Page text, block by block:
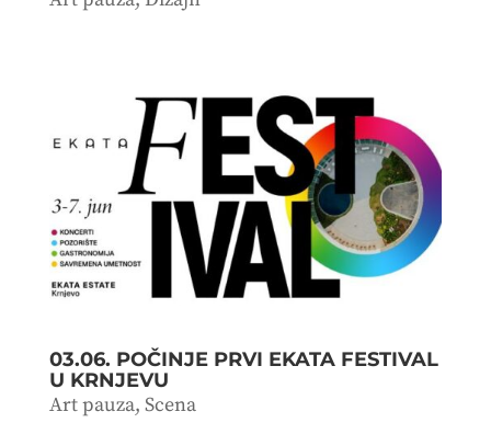
03.06. POČINJE PRVI EKATA FESTIVAL
U KRNJEVU
Art pauza, Scena